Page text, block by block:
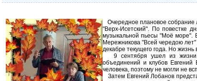
Очередное плановое собрание
"Верх-Исетский". По повестке
музыкальной пьесы "Моё море".
Мережникова "Всей чередою
декабре текущего года. Но жизнь
9 сентября ушел из жизни
объединений и клубов Евгений
человека, поэтому не могли не
Затем Евгений Лобанов